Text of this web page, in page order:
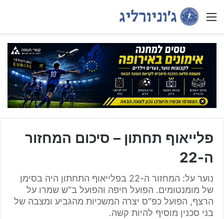
Menu
פלייאוף תחתון – סיכום המחזור
ה-22
נוער על: המחזור ה-22 בפלייאוף התחתון היה בסימן
של מומנטומים. הפועל חיפה והפועל ב"ש שמרו על
הרצף, הפועל כפ"ס יצרה המשכיות מהגביע ומצבה של
בני סכנין מוסיף להיות קשה.